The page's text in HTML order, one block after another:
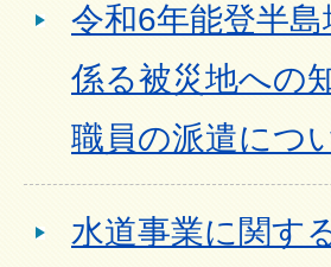
令和6年能登半島
係る被災地への
職員の派遣につ
水道事業に関す